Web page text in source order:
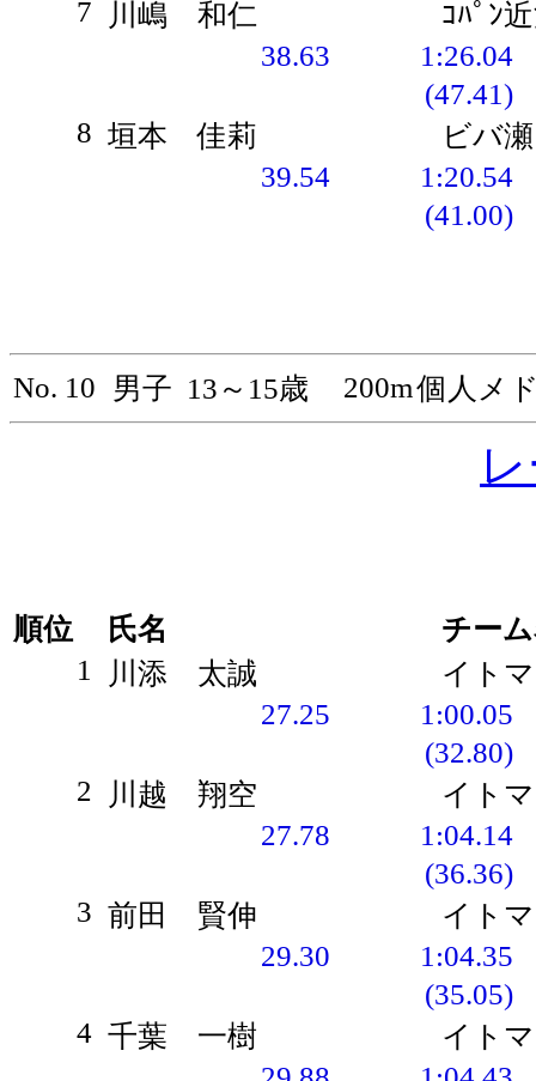
7 川嶋 和仁
ｺﾊﾟﾝ
38.63
1:26.04
(47.41)
8 垣本 佳莉
ビバ
39.54
1:20.54
(41.00)
No. 10 男子 13～15歳 200m個人メ
順位 氏名
チー
1
川添 太誠
イト
27.25
1:00.05
(32.80)
2
川越 翔空
イト
27.78
1:04.14
(36.36)
3 前田 賢伸
イト
29.30
1:04.35
(35.05)
4 千葉 一樹
イト